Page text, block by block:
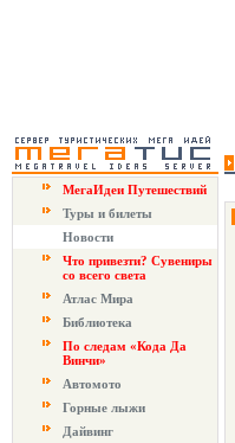
МегаИдеи Путешествий
Туры и билеты
Новости
Что привезти? Сувениры
со всего света
Атлас Мира
Библиотека
По следам «Кода Да
Винчи»
Автомото
Горные лыжи
Дайвинг